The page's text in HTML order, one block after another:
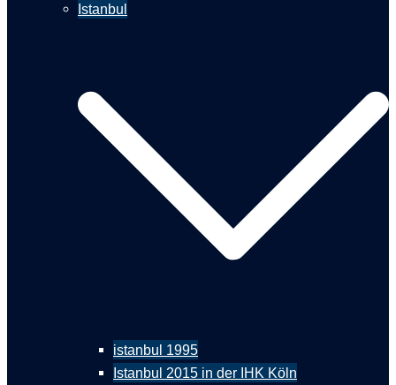
Istanbul
istanbul 1995
Istanbul 2015 in der IHK Köln